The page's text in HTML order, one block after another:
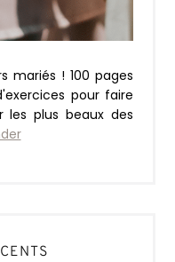
mariés ! 100 pages
pour faire
les plus beaux des